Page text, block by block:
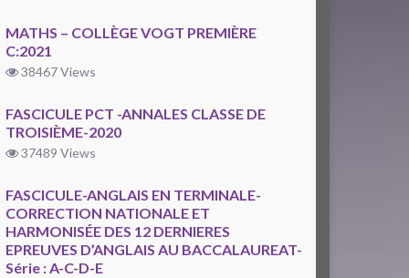
MATHS – COLLÈGE VOGT PREMIÈRE
C:2021
38467 Views
FASCICULE PCT -ANNALES CLASSE DE
TROISIÈME-2020
37489 Views
FASCICULE-ANGLAIS EN TERMINALE-
CORRECTION NATIONALE ET
HARMONISÉE DES 12 DERNIERES
EPREUVES D’ANGLAIS AU BACCALAUREAT-
Série : A-C-D-E